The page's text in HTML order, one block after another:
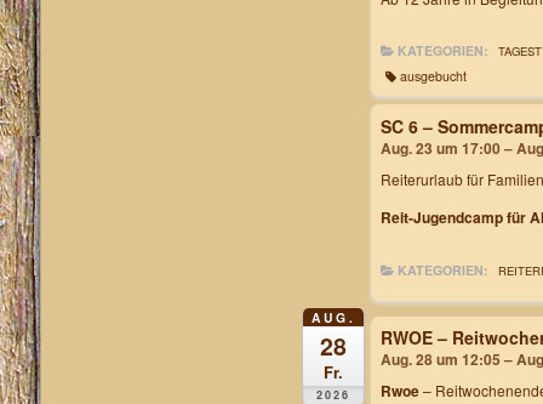
KATEGORIEN:
ausgebucht
SC 6 –
Aug. 23 um 17:00 –
Reiterurlaub für Familien
Reit-Jugendcamp für
KATEGORIEN:
AUG.
28
Fr.
2026
RWOE –
Aug. 28 um 12:05 –
Rwoe–